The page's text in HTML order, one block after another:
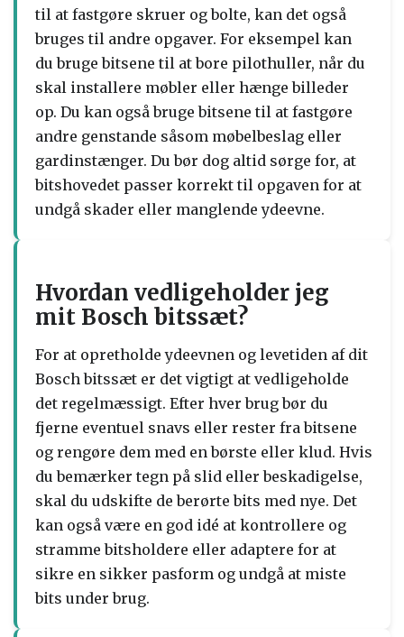
til at fastgøre skruer og bolte, kan det også
bruges til andre opgaver. For eksempel kan
du bruge bitsene til at bore pilothuller, når du
skal installere møbler eller hænge billeder
op. Du kan også bruge bitsene til at fastgøre
andre genstande såsom møbelbeslag eller
gardinstænger. Du bør dog altid sørge for, at
bitshovedet passer korrekt til opgaven for at
undgå skader eller manglende ydeevne.
Hvordan vedligeholder jeg
mit Bosch bitssæt?
For at opretholde ydeevnen og levetiden af dit
Bosch bitssæt er det vigtigt at vedligeholde
det regelmæssigt. Efter hver brug bør du
fjerne eventuel snavs eller rester fra bitsene
og rengøre dem med en børste eller klud. Hvis
du bemærker tegn på slid eller beskadigelse,
skal du udskifte de berørte bits med nye. Det
kan også være en god idé at kontrollere og
stramme bitsholdere eller adaptere for at
sikre en sikker pasform og undgå at miste
bits under brug.